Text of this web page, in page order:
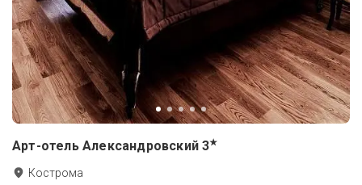
Арт-отель Александровский 3★
Кострома